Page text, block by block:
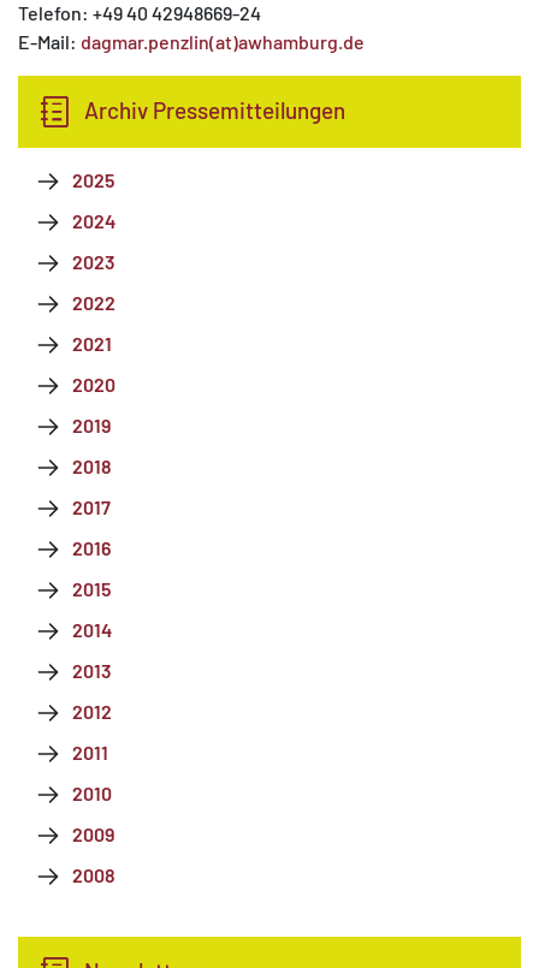
Telefon: +49 40 42948669-24
E-Mail: dagmar.penzlin(at)awhamburg.de
Archiv Pressemitteilungen
2025
2024
2023
2022
2021
2020
2019
2018
2017
2016
2015
2014
2013
2012
2011
2010
2009
2008